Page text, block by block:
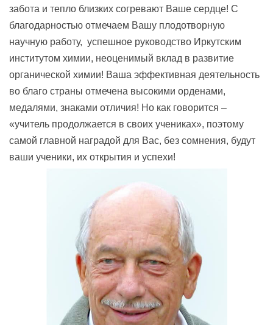
забота и тепло близких согревают Ваше сердце! С
благодарностью отмечаем Вашу плодотворную
научную работу, успешное руководство Иркутским
институтом химии, неоценимый вклад в развитие
органической химии! Ваша эффективная деятельность
во благо страны отмечена высокими орденами,
медалями, знаками отличия! Но как говорится –
«учитель продолжается в своих учениках», поэтому
самой главной наградой для Вас, без сомнения, будут
ваши ученики, их открытия и успехи!